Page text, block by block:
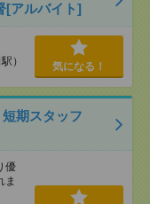
[アルバイト]
） 気になる！
短期スタッフ
優
ま